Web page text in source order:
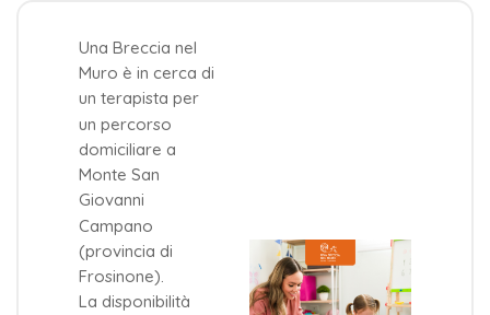
Una Breccia nel
Muro è in cerca di
un terapista per
un percorso
domiciliare a
Monte San
Giovanni
Campano
(provincia di
Frosinone).
La disponibilità